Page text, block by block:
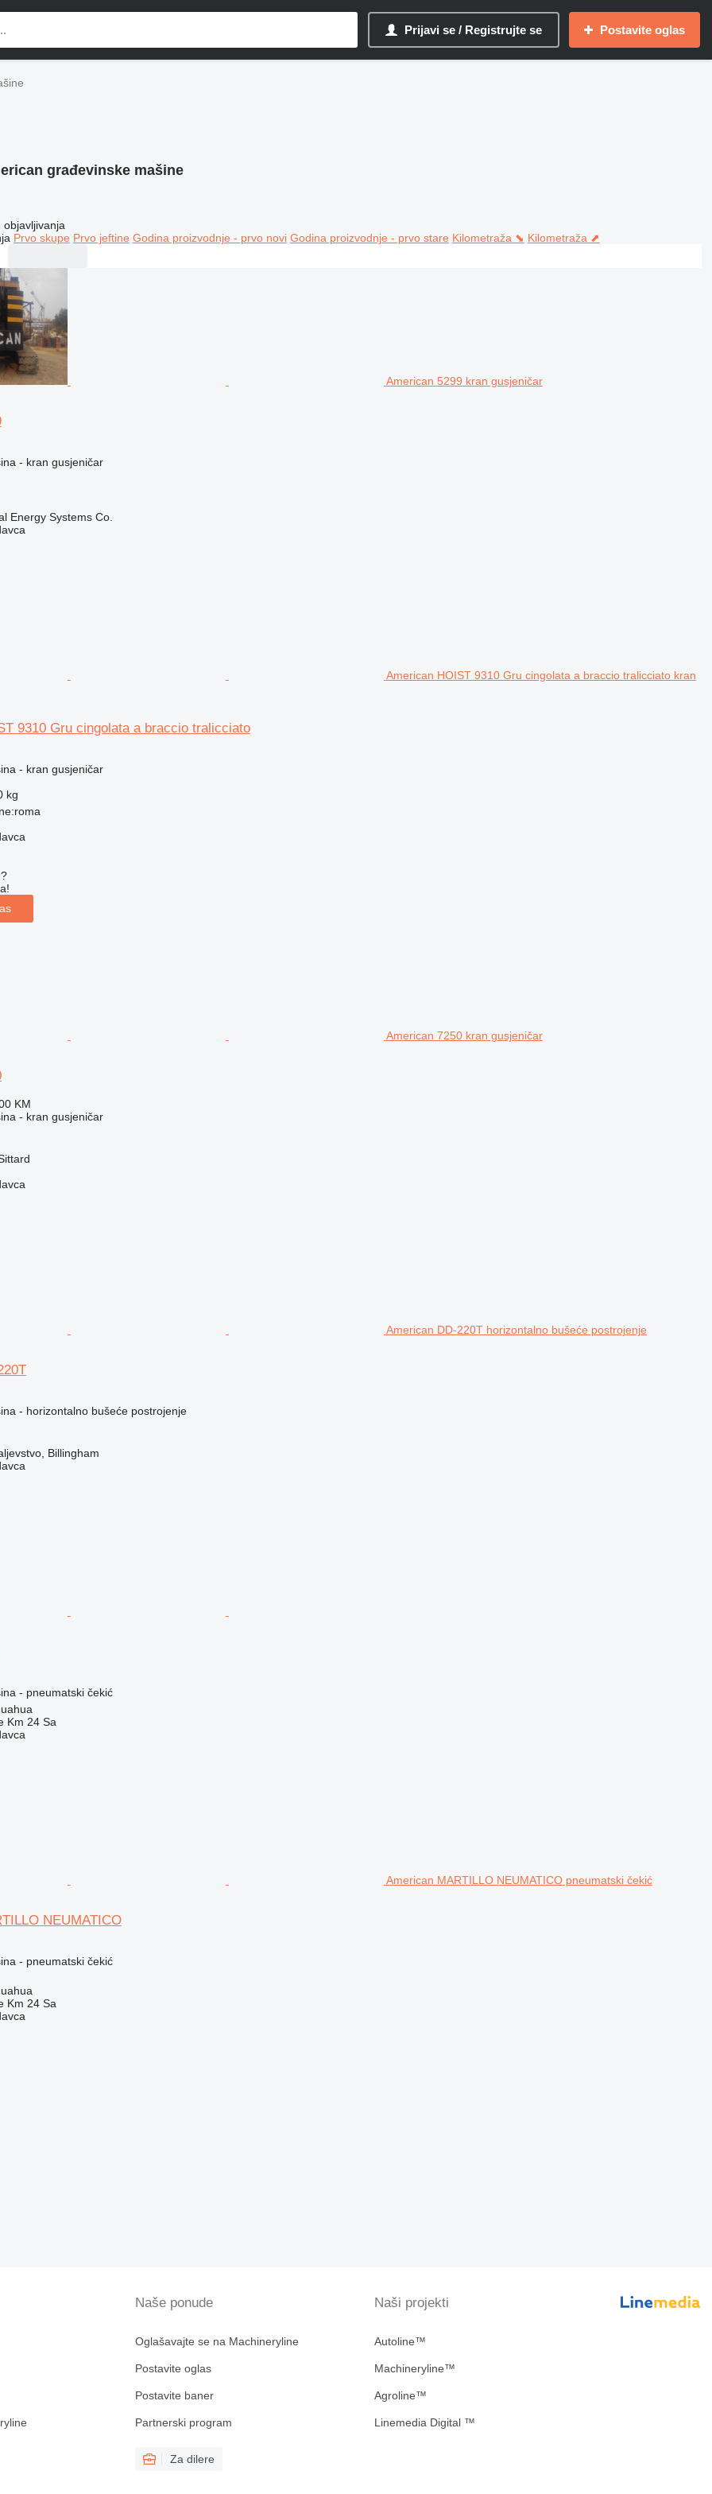
Prijavi se / Registrujte se Postavite oglas
građevinske mašine
objavljivanja
Prvo skupe Prvo jeftine Godina proizvodnje - prvo novi Godina proizvodnje - prvo stare Kilometraža ⬊ Kilometraža ⬈
American 5299 kran gusjeničar
- kran gusjeničar
Energy Systems Co.
American HOIST 9310 Gru cingolata a braccio tralicciato kran
9310 Gru cingolata a braccio tralicciato
- kran gusjeničar
kg
American 7250 kran gusjeničar
KM
- kran gusjeničar
American DD-220T horizontalno bušeće postrojenje
- horizontalno bušeće postrojenje
Billingham
- pneumatski čekić
Km 24 Sa
American MARTILLO NEUMATICO pneumatski čekić
NEUMATICO
- pneumatski čekić
Km 24 Sa
Naše ponude
Oglašavajte se na Machineryline
Postavite oglas
Postavite baner
Partnerski program
Za dilere
Naši projekti
Autoline™
Machineryline™
Agroline™
Linemedia Digital ™